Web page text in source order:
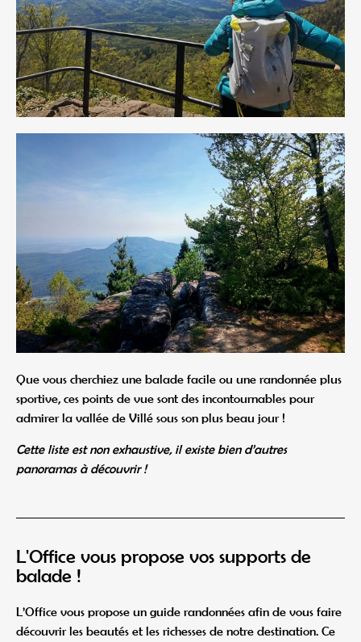
Que vous cherchiez une balade facile ou une randonnée plus
sportive, ces points de vue sont des incontournables pour
admirer la vallée de Villé sous son plus beau jour !
Cette liste est non exhaustive, il existe bien d’autres
panoramas à découvrir !
L'Office vous propose vos supports de
balade !
L’Office vous propose un guide randonnées afin de vous faire
découvrir les beautés et les richesses de notre destination. Ce